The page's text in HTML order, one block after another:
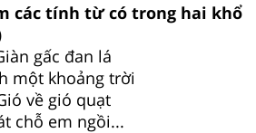
các tính từ có trong hai khổ
gấc đan lá
một khoảng trời
về gió quạt
chỗ em ngồi...